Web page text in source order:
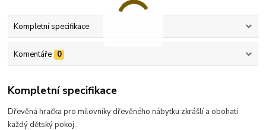
Kompletní specifikace
Komentáře 0
Kompletní specifikace
Dřevěná hračka pro milovníky dřevěného nábytku zkrášlí a obohatí
každý dětský pokoj .